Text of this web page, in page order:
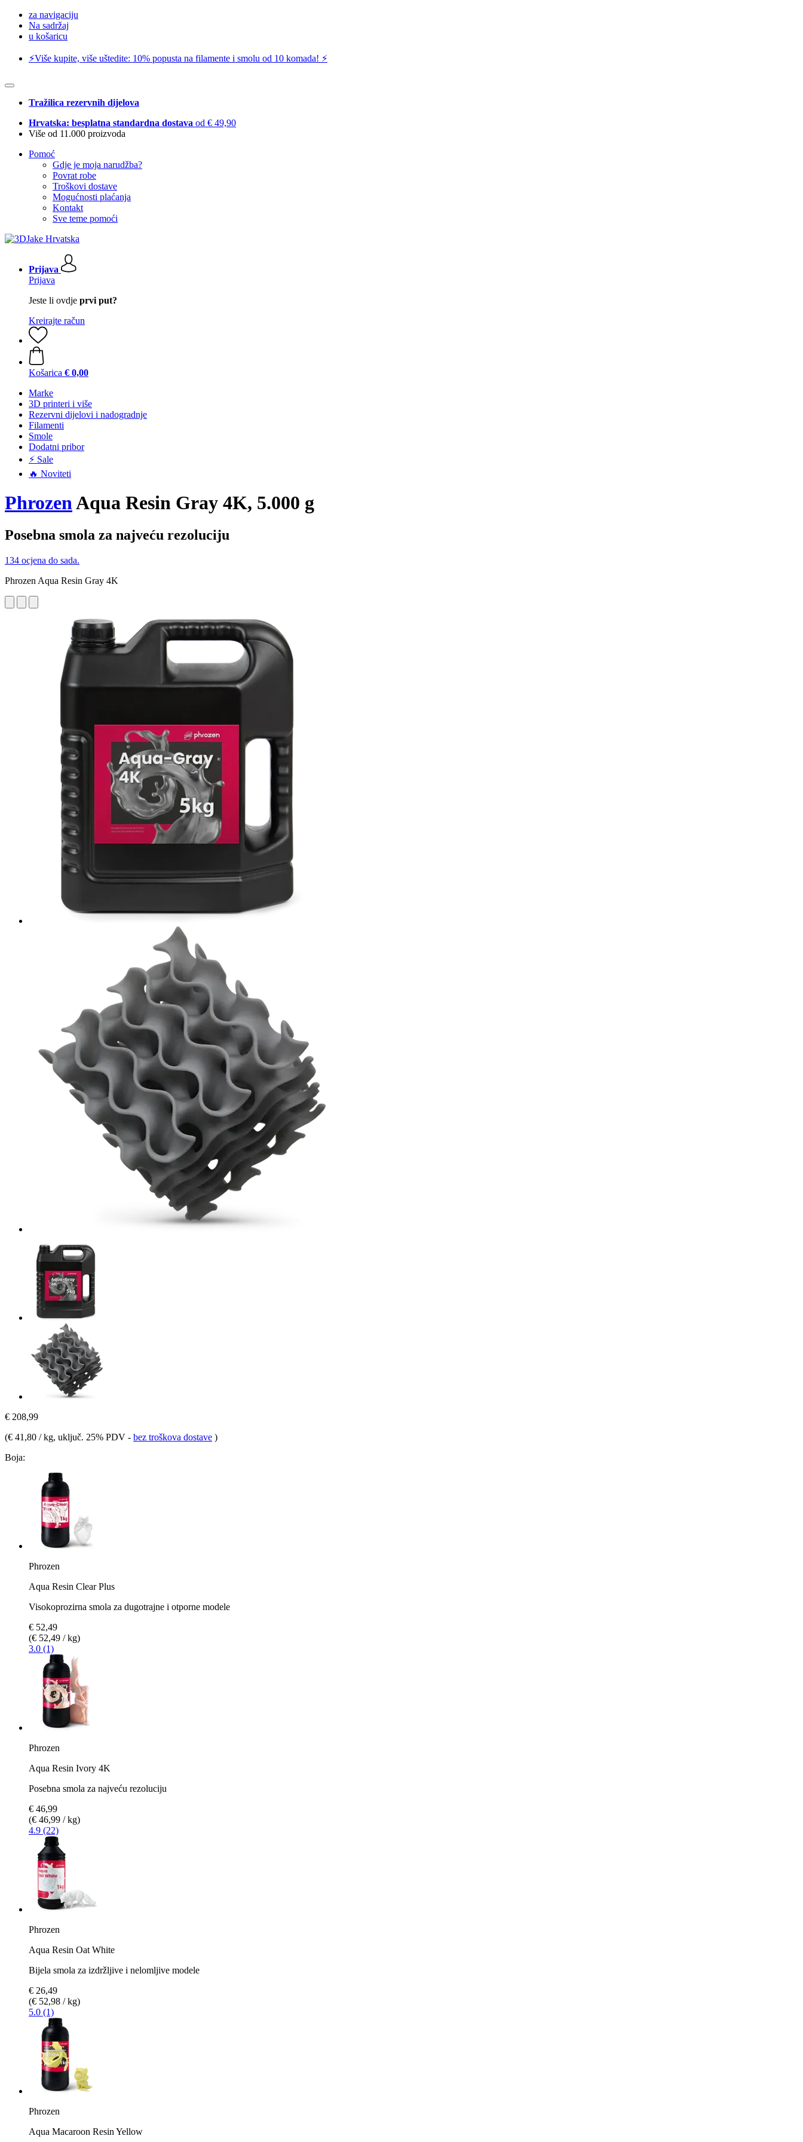
za navigaciju
Na sadržaj
u košaricu
⚡️Više kupite, više uštedite: 10% popusta na filamente i smolu od 10 komada! ⚡️
Tražilica rezervnih dijelova
Hrvatska: besplatna standardna dostava od € 49,90
Više od 11.000 proizvoda
Pomoć
Gdje je moja narudžba?
Povrat robe
Troškovi dostave
Mogućnosti plaćanja
Kontakt
Sve teme pomoći
Prijava
Prijava
Jeste li ovdje prvi put?
Kreirajte račun
Košarica € 0,00
Marke
3D printeri i više
Rezervni dijelovi i nadogradnje
Filamenti
Smole
Dodatni pribor
⚡ Sale
🔥 Noviteti
PhrozenAqua Resin Gray 4K, 5.000 g
Posebna smola za najveću rezoluciju
134 ocjena do sada.
Phrozen Aqua Resin Gray 4K
€ 208,99
(€ 41,80 / kg, uključ. 25% PDV - bez troškova dostave )
Boja:
Phrozen
Aqua Resin Clear Plus
Visokoprozirna smola za dugotrajne i otporne modele
€ 52,49
(€ 52,49 / kg)
3.0 (1)
Phrozen
Aqua Resin Ivory 4K
Posebna smola za najveću rezoluciju
€ 46,99
(€ 46,99 / kg)
4.9 (22)
Phrozen
Aqua Resin Oat White
Bijela smola za izdržljive i nelomljive modele
€ 26,49
(€ 52,98 / kg)
5.0 (1)
Phrozen
Aqua Macaroon Resin Yellow